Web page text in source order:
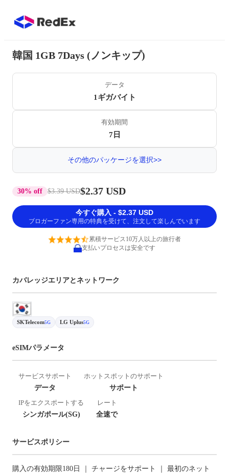
韓国 1GB 7Days (ノンキップ)
データ
1ギガバイト
有効期間
7日
その他のパッケージを選択>>
30% off $3.39 USD$2.37 USD
今すぐ購入 - $2.37 USD
ブロガーファン専用の特典を受けて、注文して楽しんでいます
累積サービス10万人以上の旅行者
支払いプロセスは安全です
カバレッジエリアとネットワーク
SKTelecom5G LG Uplus5G
eSIMパラメータ
サービスサポート
データ
ホットスポットのサポート
サポート
IPをエクスポートする
シンガポール(SG)
レート
全速で
サービスポリシー
購入の有効期限180日 ｜ チャージをサポート ｜ 最初のネット